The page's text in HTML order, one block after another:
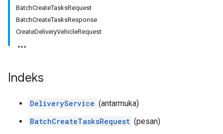
BatchCreateTasksRequest
BatchCreateTasksResponse
CreateDeliveryVehicleRequest
Indeks
DeliveryService (antarmuka)
BatchCreateTasksRequest (pesan)